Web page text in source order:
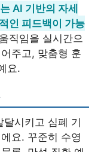
AI 기반의 자세
인 피드백이 가능
직임을 실시간으
주고, 맞춤형 훈
요.
시키고 심폐 기
요. 꾸준히 수영